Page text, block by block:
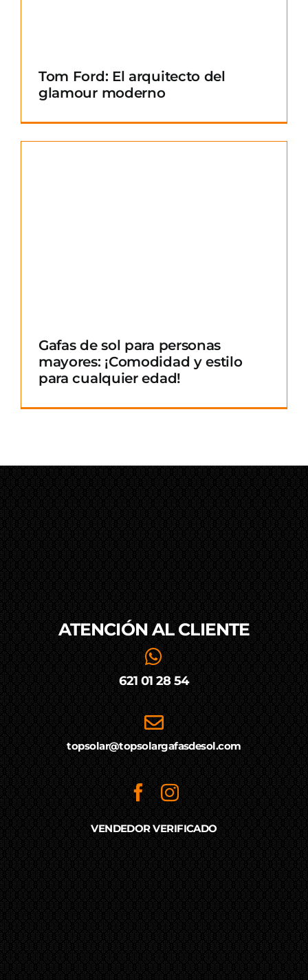
Tom Ford: El arquitecto del
glamour moderno
Gafas de sol para personas
mayores: ¡Comodidad y estilo
para cualquier edad!
ATENCIÓN AL CLIENTE
621 01 28 54
topsolar@topsolargafasdesol.com
VENDEDOR VERIFICADO